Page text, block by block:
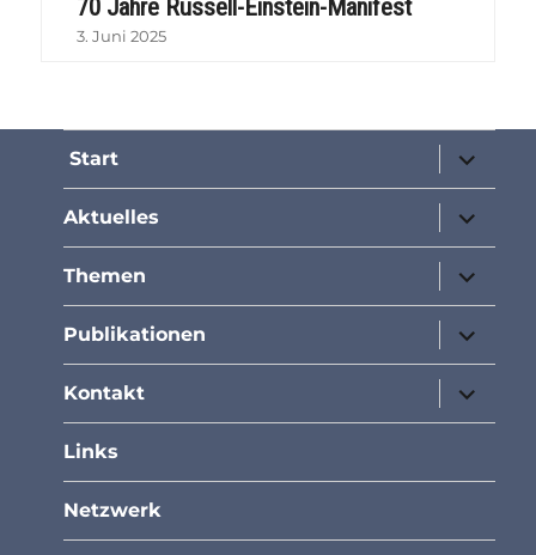
70 Jahre Russell-Einstein-Manifest
3. Juni 2025
Start
öffnen
Aktuelles
öffnen
Themen
öffnen
Publikationen
öffnen
Kontakt
öffnen
Links
Netzwerk